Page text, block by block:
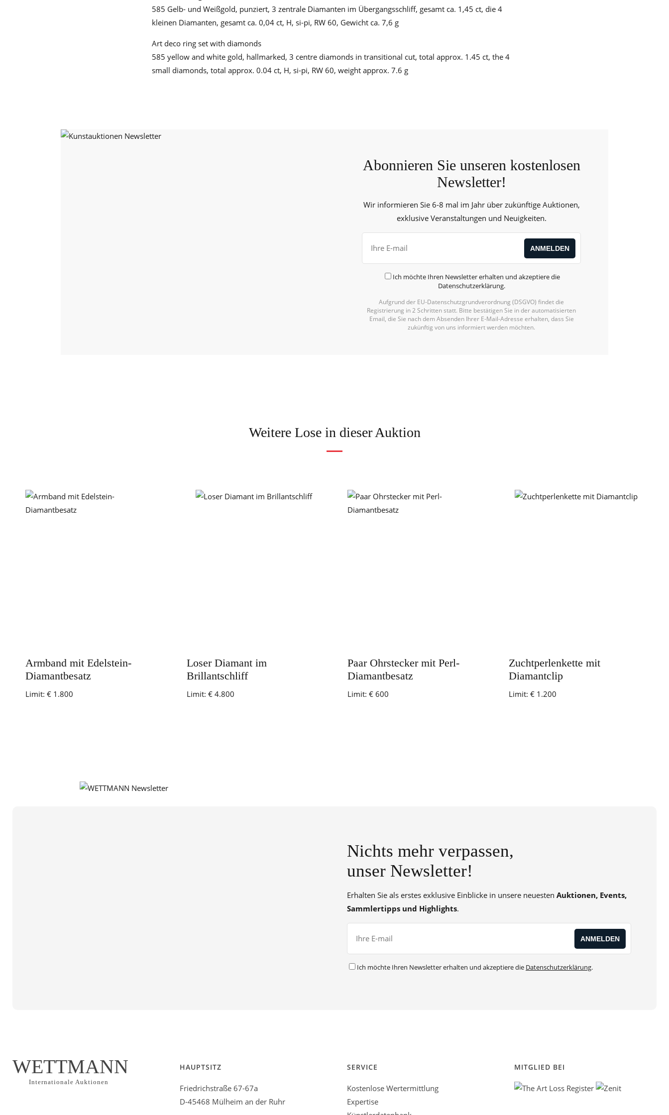
585 Gelb- und Weißgold, punziert, 3 zentrale Diamanten im Übergangsschliff, gesamt ca. 1,45 ct, die 4
kleinen Diamanten, gesamt ca. 0,04 ct, H, si-pi, RW 60, Gewicht ca. 7,6 g
Art deco ring set with diamonds
585 yellow and white gold, hallmarked, 3 centre diamonds in transitional cut, total approx. 1.45 ct, the 4
small diamonds, total approx. 0.04 ct, H, si-pi, RW 60, weight approx. 7.6 g
Abonnieren Sie unseren kostenlosen
Newsletter!
Wir informieren Sie 6-8 mal im Jahr über zukünftige Auktionen,
exklusive Veranstaltungen und Neuigkeiten.
Ich möchte Ihren Newsletter erhalten und akzeptiere die
Datenschutzerklärung.
Aufgrund der EU-Datenschutzgrundverordnung (DSGVO) findet die
Registrierung in 2 Schritten statt. Bitte bestätigen Sie in der automatisierten
Email, die Sie nach dem Absenden Ihrer E-Mail-Adresse erhalten, dass Sie
zukünftig von uns informiert werden möchten.
Weitere Lose in dieser Auktion
Armband mit Edelstein-
Diamantbesatz
Limit: € 1.800
Loser Diamant im
Brillantschliff
Limit: € 4.800
Paar Ohrstecker mit Perl-
Diamantbesatz
Limit: € 600
Zuchtperlenkette mit
Diamantclip
Limit: € 1.200
Nichts mehr verpassen,
unser Newsletter!
Erhalten Sie als erstes exklusive Einblicke in unsere neuesten Auktionen, Events,
Sammlertipps und Highlights.
Ich möchte Ihren Newsletter erhalten und akzeptiere die Datenschutzerklärung.
WETTMANN
Internationale Auktionen
HAUPTSITZ
Friedrichstraße 67-67a
D-45468 Mülheim an der Ruhr
SERVICE
Kostenlose Wertermittlung
Expertise
MITGLIED BEI